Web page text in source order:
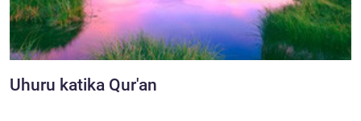
Uhuru katika Qur'an